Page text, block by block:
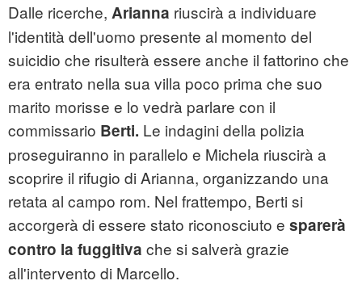
Dalle ricerche, Arianna riuscirà a individuare
l'identità dell'uomo presente al momento del
suicidio che risulterà essere anche il fattorino che
era entrato nella sua villa poco prima che suo
marito morisse e lo vedrà parlare con il
commissario Berti. Le indagini della polizia
proseguiranno in parallelo e Michela riuscirà a
scoprire il rifugio di Arianna, organizzando una
retata al campo rom. Nel frattempo, Berti si
accorgerà di essere stato riconosciuto e sparerà
contro la fuggitiva che si salverà grazie
all'intervento di Marcello.